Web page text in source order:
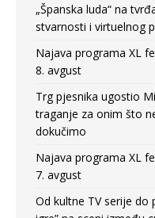
„Španska luda“ na
stvarnosti i virtuelnog
Najava programa XL
8. avgust
Trg pjesnika ugostio
traganje za onim što
dokučimo
Najava programa XL
7. avgust
Od kultne TV serije do